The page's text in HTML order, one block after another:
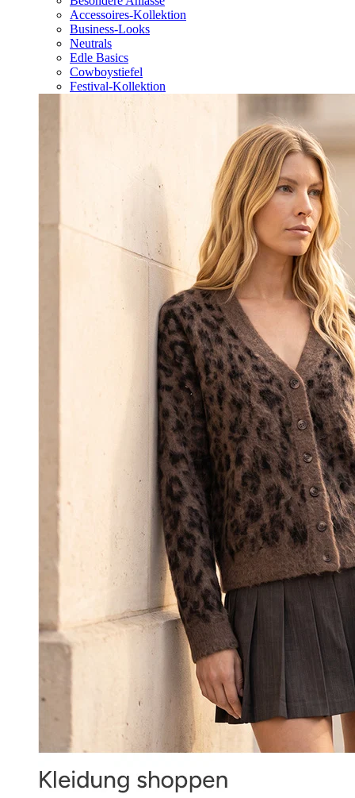
Accessoires-Kollektion
Business-Looks
Neutrals
Edle Basics
Cowboystiefel
Festival-Kollektion